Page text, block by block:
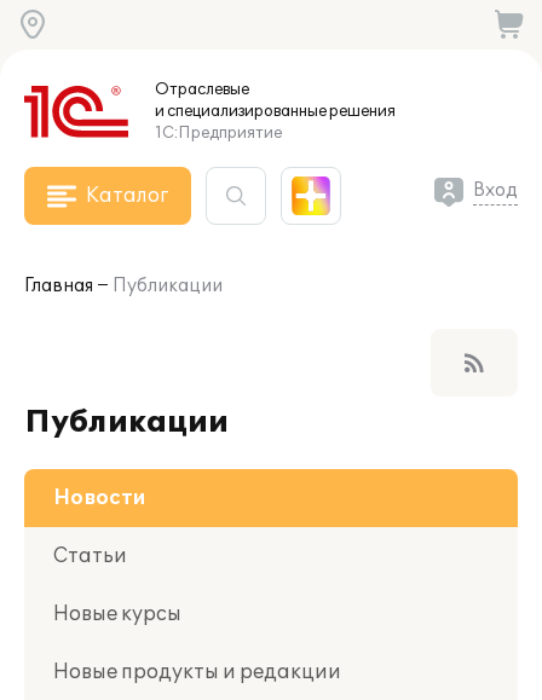
Отраслевые
и специализированныерешения
1С:Предприятие
Каталог Вход
Главная Публикации
Публикации
rss_feed
Новости
Статьи
Новые курсы
Новые продукты и редакции